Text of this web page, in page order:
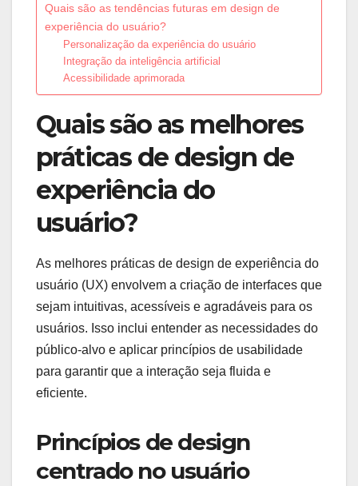
Quais são as tendências futuras em design de
experiência do usuário?
Personalização da experiência do usuário
Integração da inteligência artificial
Acessibilidade aprimorada
Quais são as melhores
práticas de design de
experiência do
usuário?
As melhores práticas de design de experiência do
usuário (UX) envolvem a criação de interfaces que
sejam intuitivas, acessíveis e agradáveis para os
usuários. Isso inclui entender as necessidades do
público-alvo e aplicar princípios de usabilidade
para garantir que a interação seja fluida e
eficiente.
Princípios de design
centrado no usuário